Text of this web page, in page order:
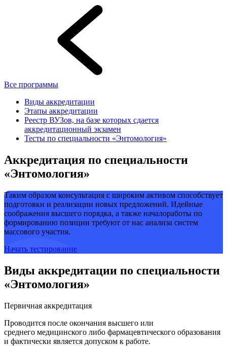
Все программы
Виды аккредитации
Этапы аккредитации
Реестр ВУЗов, на базе которых сдается
аккредитационный экзамен
Тесты по специальности «Энтомология»
Аккредитация по специальности
«Энтомология»
Таким образом консультация с широким активом способствует
подготовки и реализации новых предложений. Идейные
соображения высшего порядка, а также началоработы по
формированию позиции требуют от нас анализа систем
массового участия.
Начать тестирование
Виды аккредитации по специальности
«Энтомология»
Первичная аккредитация
Проводится после окончания высшего или
среднего медицинского либо фармацевтического образования
и фактически является допуском к работе.